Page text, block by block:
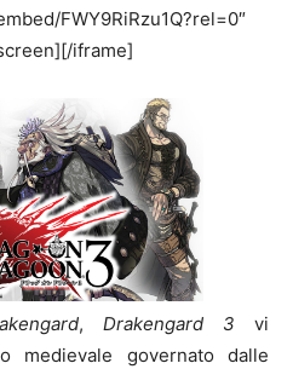
FWY9RiRzu1Q?rel=0″
iframe]
, Drakengard 3 vi
medievale governato dalle